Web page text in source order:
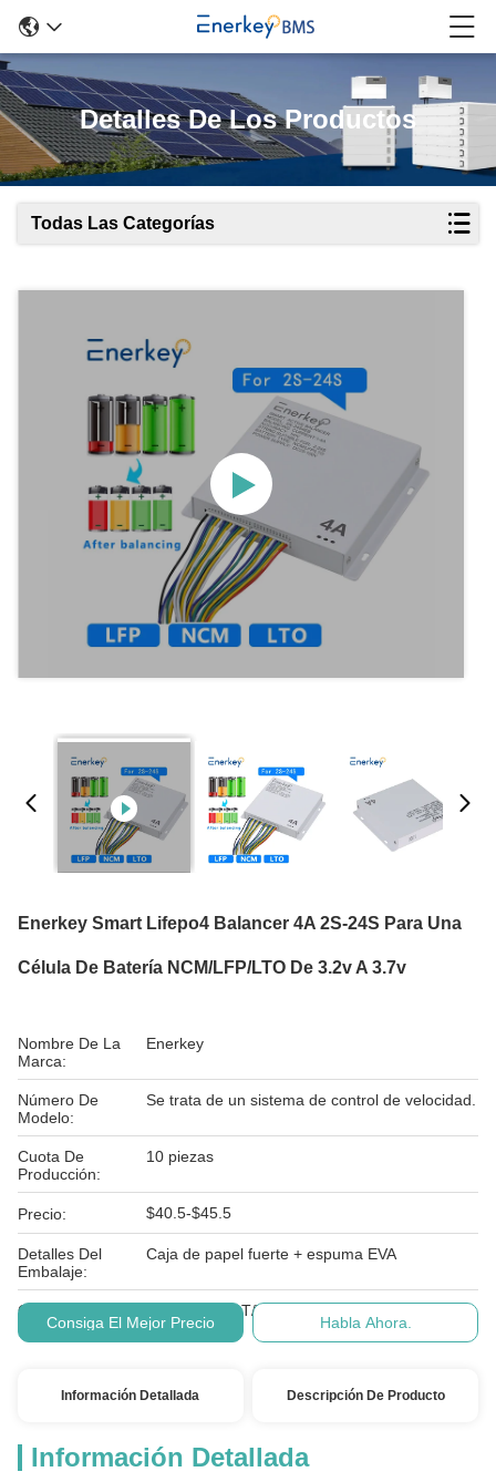
Detalles De Los Productos
Todas Las Categorías
Enerkey Smart Lifepo4 Balancer 4A 2S-24S Para Una
Célula De Batería NCM/LFP/LTO De 3.2v A 3.7v
Nombre De La
Marca:
Enerkey
Número De
Modelo:
Se trata de un sistema de control de velocidad.
Cuota De
Producción:
10 piezas
Precio: $40.5-$45.5
Detalles Del
Embalaje:
Caja de papel fuerte + espuma EVA
Condiciones De
Pago:
LC, D/A, D/P, T/T, Western Union, MoneyGram
Consiga El Mejor Precio Habla Ahora.
Información Detallada Descripción De Producto
Información Detallada